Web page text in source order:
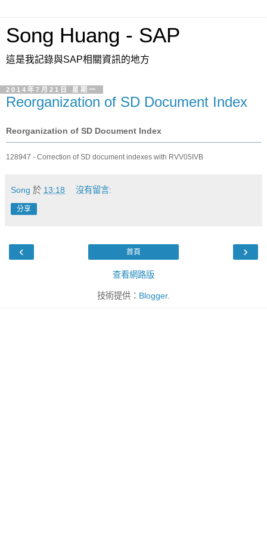
Song Huang - SAP
這是我記錄與SAP相關資訊的地方
2014年7月21日 星期一
Reorganization of SD Document Index
Reorganization of SD Document Index
128947 - Correction of SD document indexes with RVV05IVB
Song 於 13:18 沒有留言:
分享
‹ ›
首頁
查看網路版
技術提供： Blogger.